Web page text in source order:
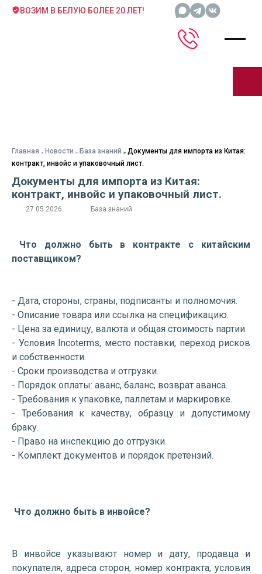
ВОЗИМ В БЕЛУЮ БОЛЕЕ 20 ЛЕТ!
Главная Новости База знаний
Документы для импорта из Китая:
контракт, инвойс и упаковочный лист.
Документы для импорта из Китая:
контракт, инвойс и упаковочный лист.
27.05.2026 База знаний
Что должно быть в контракте с китайским
поставщиком?
- Дата, стороны, страны, подписанты и полномочия.
- Описание товара или ссылка на спецификацию.
- Цена за единицу, валюта и общая стоимость партии.
- Условия Incoterms, место поставки, переход рисков
и собственности.
- Сроки производства и отгрузки.
- Порядок оплаты: аванс, баланс, возврат аванса.
- Требования к упаковке, паллетам и маркировке.
- Требования к качеству, образцу и допустимому
браку.
- Право на инспекцию до отгрузки.
- Комплект документов и порядок претензий.
Что должно быть в инвойсе?
В инвойсе указывают номер и дату, продавца и
покупателя, адреса сторон, номер контракта, условия